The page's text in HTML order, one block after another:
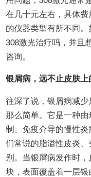
在几十元左右，具体
的仪器类型有所不同
308激光治疗吗，并且
咨询。
银屑病，远不止皮肤上
往深了说，银屑病减
那么简单。它是一种
制、免疫介导的慢性
们常说的脂溢性皮炎
别。当银屑病发作时
块，表面覆盖着一层